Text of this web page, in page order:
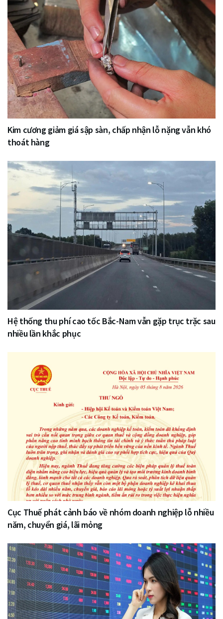
Kim cương giảm giá sập sàn, chấp nhận lỗ nặng vẫn khó
thoát hàng
Hệ thống thu phí cao tốc Bắc-Nam vẫn gặp trục trặc sau
nhiều lần khắc phục
Cục Thuế phát cảnh báo về nhóm doanh nghiệp lỗ nhiều
năm, chuyển giá, lãi mỏng